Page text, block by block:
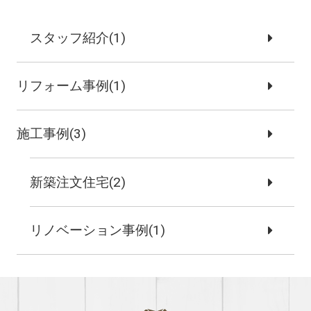
スタッフ紹介(1)
リフォーム事例(1)
施工事例(3)
新築注文住宅(2)
リノベーション事例(1)